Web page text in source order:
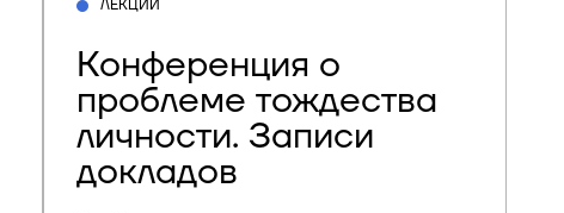
ЛЕКЦИИ
Конференция о
проблеме тождества
личности. Записи
докладов